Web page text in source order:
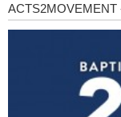
Acts2Movement
-